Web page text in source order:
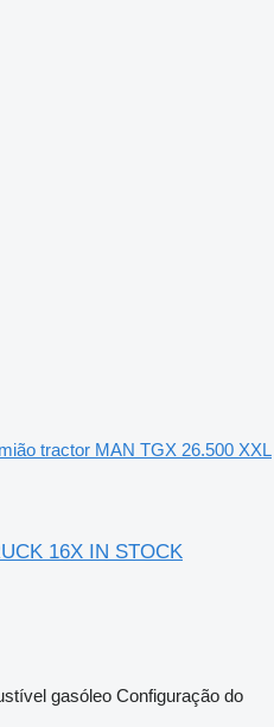
tractor MAN TGX 26.500 XXL
16X IN STOCK
gasóleo Configuração do